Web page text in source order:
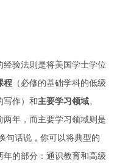
验法则是将美国学士学位
程 （必修的基础学科的低级
写作）和主要学习领域。
年，而主要学习领域则是
句话说，你可以将典型的
的部分：通识教育和高级